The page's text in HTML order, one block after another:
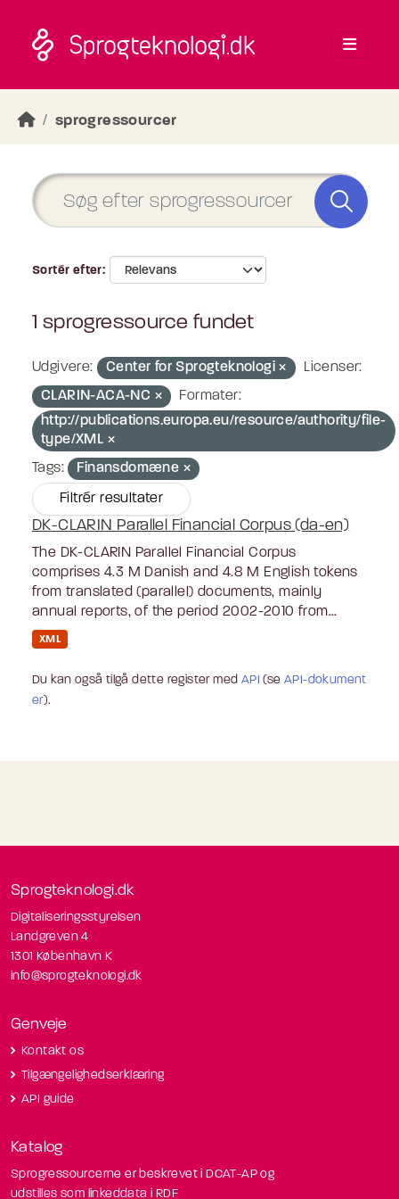
sprogressourcer
Sortér efter
1 sprogressource fundet
Udgivere: Center for Sprogteknologi
Licenser:
CLARIN-ACA-NC
Formater:
http://publications.europa.eu/resource/authority/file-
type/XML
Tags:
Finansdomæne
Filtrér resultater
DK-CLARIN Parallel Financial Corpus (da-en)
The DK-CLARIN Parallel Financial Corpus
comprises 4.3 M Danish and 4.8 M English tokens
from translated (parallel) documents, mainly
annual reports, of the period 2002-2010 from...
XML
Du kan også tilgå dette register med API (seAPI-dokument
er).
Sprogteknologi.dk
Digitaliseringsstyrelsen
Landgreven 4
1301 København K
info@sprogteknologi.dk
Genveje
Kontakt os
Tilgængelighedserklæring
API guide
Katalog
Sprogressourcerne er beskrevet i DCAT-AP og
udstilles som linkeddata i RDF